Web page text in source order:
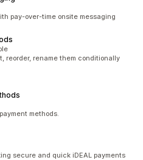
pay-over-time onsite messaging
reorder, rename them conditionally
methods.
secure and quick iDEAL payments